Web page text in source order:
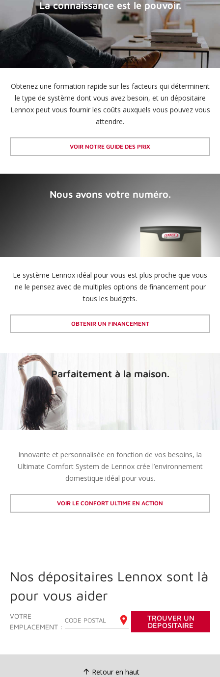
La connaissance est le pouvoir.
Obtenez une formation rapide sur les facteurs qui déterminent
le type de système dont vous avez besoin, et un dépositaire
Lennox peut vous fournir les coûts auxquels vous pouvez vous
attendre.
VOIR NOTRE GUIDE DES PRIX
Nous avons votre numéro.
Le système Lennox idéal pour vous est plus proche que vous
ne le pensez avec de multiples options de financement pour
tous les budgets.
OBTENIR UN FINANCEMENT
Parfaitement à la maison.
Innovante et personnalisée en fonction de vos besoins, la
Ultimate Comfort System de Lennox crée l’environnement
domestique idéal pour vous.
VOIR LE CONFORT ULTIME EN ACTION
Nos dépositaires Lennox sont là
pour vous aider
VOTRE
EMPLACEMENT :
ENTREZ VOTRE CODE POSTAL
TROUVER UN
DÉPOSITAIRE
Retour en haut